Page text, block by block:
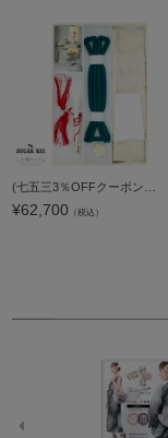
¥62,700 （税込）